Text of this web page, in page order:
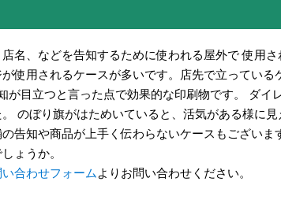
名、などを告知するために使われる屋外で 使用
使用されるケースが多いです。店先で立ってい
が目立つと言った点で効果的な印刷物です。 ダイ
のぼり旗がはためいていると、活気がある様に
告知や商品が上手く伝わらないケースもございま
ょうか。
い合わせフォーム よりお問い合わせください。